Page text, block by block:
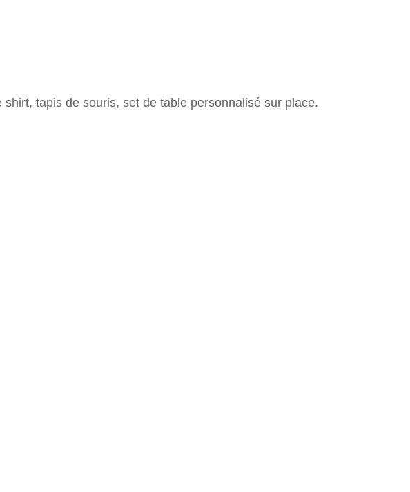
tapis de souris, set de table personnalisé sur place.